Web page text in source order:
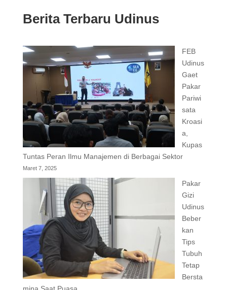
Berita Terbaru Udinus
FEB
Udinus
Gaet
Pakar
Pariwi
sata
Kroasi
a,
Kupas
Tuntas Peran Ilmu Manajemen di Berbagai Sektor
Maret 7, 2025
Pakar
Gizi
Udinus
Beber
kan
Tips
Tubuh
Tetap
Bersta